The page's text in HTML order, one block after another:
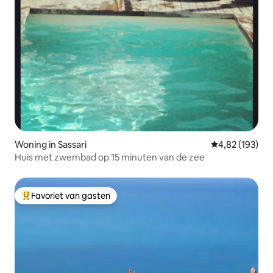
Woning in Sassari Gemiddelde
4,82 (193)
Huis met zwembad op 15 minuten van de zee
Topfavoriet van gasten
Favoriet van gasten